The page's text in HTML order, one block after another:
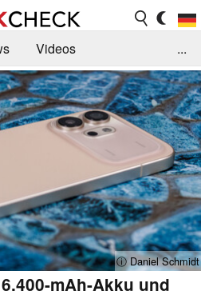
Videos
Tests
Suche
Jobs
...
ⓘ Daniel Schmidt
mAh-Akku und